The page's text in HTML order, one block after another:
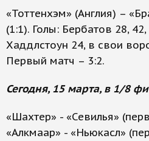
«Тоттенхэм» (Англия) –
(1:1). Голы: Бербатов 28,
Хаддлстоун 24, в свои
Первый матч – 3:2.
Сегодня, 15 марта, в 1/8
«Шахтер» - «Севилья»
«Алкмаар» - «Ньюкасл»